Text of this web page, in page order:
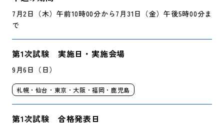
7月2日（木）午前10時00分から7月31日（金）午後5時00分ま
で
第1次試験 実施日・実施会場
9月6日（日）
札幌・仙台・東京・大阪・福岡・鹿児島
第1次試験 合格発表日